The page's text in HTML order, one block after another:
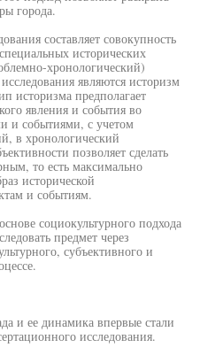
города.
составляет совокупность
исторических
хронологический)
являются историзм
историзма предполагает
явления и события во
и событиями, с учетом
в хронологический
позволяет сделать
то есть максимально
исторической
и событиям.
социокультурного подхода
предмет через
субъективного и
и ее динамика впервые стали
исследования.